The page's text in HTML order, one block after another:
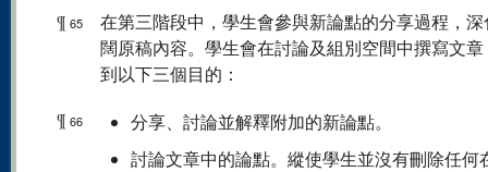
¶ 65
在第三階段中，學生會參與新論點的分享過程，
闊原稿內容。學生會在討論及組別空間中撰寫文
到以下三個目的：
¶ 66
分享、討論並解釋附加的新論點。
討論文章中的論點。縱使學生並沒有刪除任何